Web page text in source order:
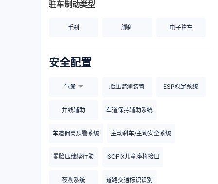
驻车制动类型
手刹 脚刹 电子驻车
安全配置
气囊 胎压监测装置 ESP稳定系统
并线辅助 车道保持辅助系统
车道偏离预警系统 主动刹车/主动安全系统
零胎压继续行驶 ISOFIX儿童座椅接口
夜视系统 道路交通标识识别